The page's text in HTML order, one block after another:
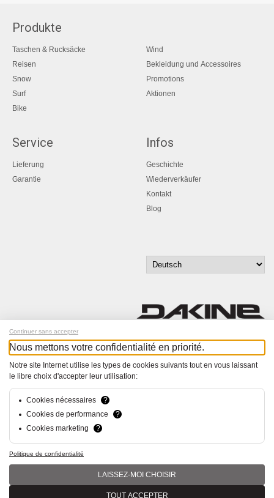
Produkte
Taschen & Rucksäcke
Reisen
Snow
Surf
Bike
Wind
Bekleidung und Accessoires
Promotions
Aktionen
Service
Lieferung
Garantie
Infos
Geschichte
Wiederverkäufer
Kontakt
Blog
Melde dich für unseren Newsletter an!
Alle Rechte vorbehalten
hsolutions.ch
Continuer sans accepter
Nous mettons votre confidentialité en priorité.
Notre site Internet utilise les types de cookies suivants tout en vous laissant
le libre choix d'accepter leur utilisation:
Cookies nécessaires
?
Cookies de performance
?
Cookies marketing
?
Politique de confidentialité
LAISSEZ-MOI CHOISIR
TOUT ACCEPTER